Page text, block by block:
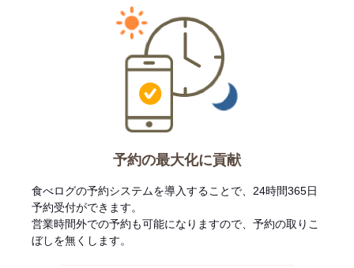
予約の最大化に貢献
食べログの予約システムを導入することで、24時間365日
予約受付ができます。
営業時間外での予約も可能になりますので、予約の取りこ
ぼしを無くします。